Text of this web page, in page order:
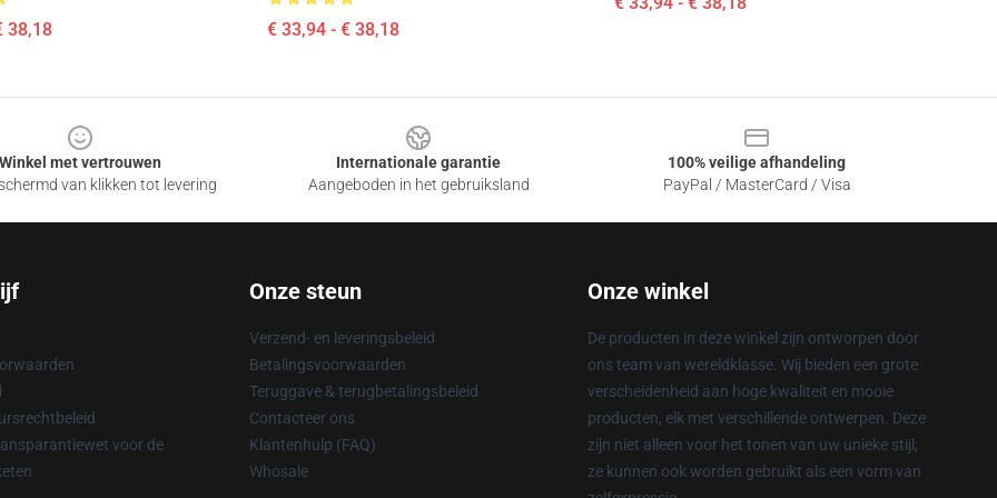
38,18 € 33,94 - € 38,18
Winkel met vertrouwen
van klikken tot levering
Internationale garantie
Aangeboden in het gebruiksland
100% veilige afhandeling
PayPal / MasterCard / Visa
voor de
Onze steun
Verzend- en leveringsbeleid
Betalingsvoorwaarden
Teruggave & terugbetalingsbeleid
Contacteer ons
Klantenhulp (FAQ)
Whosale
Onze winkel
De producten in deze winkel zijn ontworpen door
ons team van wereldklasse. Wij bieden een grote
verscheidenheid aan hoge kwaliteit en mooie
producten, elk met verschillende ontwerpen. Deze
zijn niet alleen voor het tonen van uw unieke stijl;
ze kunnen ook worden gebruikt als een vorm van